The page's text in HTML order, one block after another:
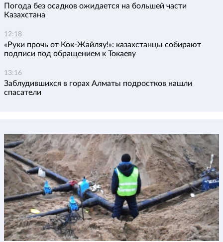
Погода без осадков ожидается на большей части
Казахстана
12:18
«Руки прочь от Кок-Жайляу!»: казахстанцы собирают
подписи под обращением к Токаеву
13:16
Заблудившихся в горах Алматы подростков нашли
спасатели